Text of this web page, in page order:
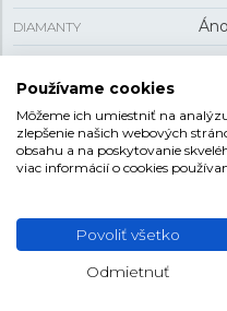
DIAMANTY Áno
VEĽKOSŤ
PUZDRO 35
HRÚBKA 9,5
Používame cookies
Môžeme ich umiestniť na
zlepšenie našich webových
obsahu a na poskytovanie
viac informácií o cookies
Povoliť všetko
Odmietnuť